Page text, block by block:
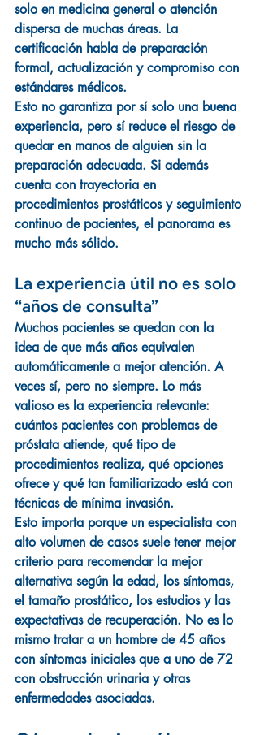
solo en medicina general o atención
dispersa de muchas áreas. La
certificación habla de preparación
formal, actualización y compromiso con
estándares médicos.
Esto no garantiza por sí solo una buena
experiencia, pero sí reduce el riesgo de
quedar en manos de alguien sin la
preparación adecuada. Si además
cuenta con trayectoria en
procedimientos prostáticos y seguimiento
continuo de pacientes, el panorama es
mucho más sólido.
La experiencia útil no es solo
“años de consulta”
Muchos pacientes se quedan con la
idea de que más años equivalen
automáticamente a mejor atención. A
veces sí, pero no siempre. Lo más
valioso es la experiencia relevante:
cuántos pacientes con problemas de
próstata atiende, qué tipo de
procedimientos realiza, qué opciones
ofrece y qué tan familiarizado está con
técnicas de mínima invasión.
Esto importa porque un especialista con
alto volumen de casos suele tener mejor
criterio para recomendar la mejor
alternativa según la edad, los síntomas,
el tamaño prostático, los estudios y las
expectativas de recuperación. No es lo
mismo tratar a un hombre de 45 años
con síntomas iniciales que a uno de 72
con obstrucción urinaria y otras
enfermedades asociadas.